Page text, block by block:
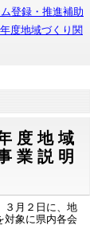
登録・推進補助
度地域づくり関
度地域
業説明
３月２日に、地
対象に県内各会